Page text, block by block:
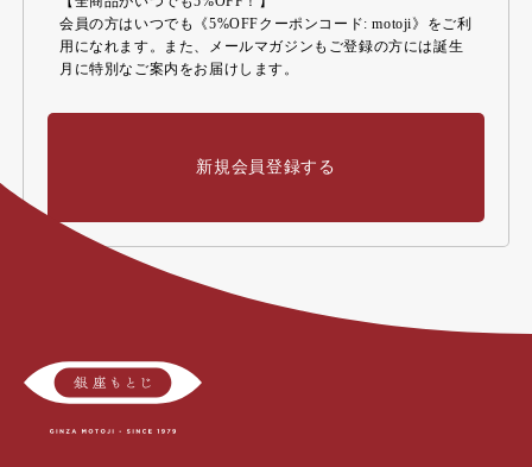
会員の方はいつでも《5%OFFクーポンコード: motoji》をご利
用になれます。また、メールマガジンもご登録の方には誕生
月に特別なご案内をお届けします。
新規会員登録する